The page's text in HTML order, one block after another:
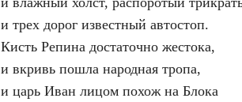
и трех дорог известный автостоп.
Кисть Репина достаточно жестока,
и вкривь пошла народная тропа,
и царь Иван лицом похож на Блока